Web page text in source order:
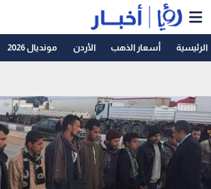
الرئيسية أسعار الذهب الأردن مونديال 2026